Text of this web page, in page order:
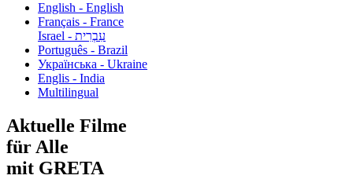
English - English
Français - France
עִבְרִית - Israel
Português - Brazil
Українська - Ukraine
Englis - India
Multilingual
Aktuelle Filme
für Alle
mit GRETA